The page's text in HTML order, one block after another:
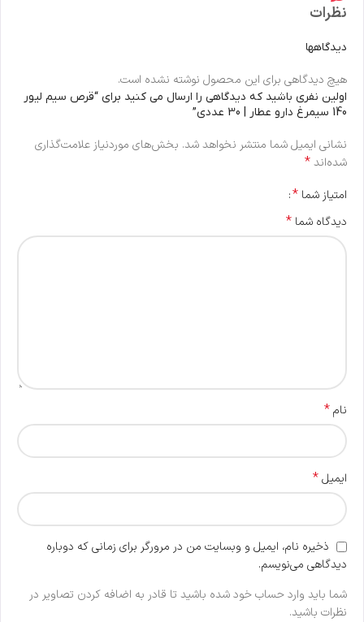
نظرات
دیدگاهها
هیچ دیدگاهی برای این محصول نوشته نشده است.
اولین نفری باشید که دیدگاهی را ارسال می کنید برای “قرص سیم لیور
140 سیمرغ دارو عطار | 30 عددی”
نشانی ایمیل شما منتشر نخواهد شد. بخش‌های موردنیاز علامت‌گذاری
شده‌اند*
امتیاز شما *
دیدگاه شما *
نام*
ایمیل*
ذخیره نام، ایمیل و وبسایت من در مرورگر برای زمانی که دوباره
دیدگاهی می‌نویسم.
شما باید وارد حساب خود شده باشید تا قادر به اضافه کردن تصاویر در
نظرات باشید.